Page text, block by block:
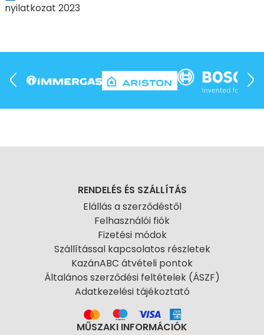
nyilatkozat 2023
RENDELÉS ÉS SZÁLLÍTÁS
Elállás a szerződéstől
Felhasználói fiók
Fizetési módok
Szállítással kapcsolatos részletek
KazánABC átvételi pontok
Általános szerződési feltételek (ÁSZF)
Adatkezelési tájékoztató
MŰSZAKI INFORMÁCIÓK